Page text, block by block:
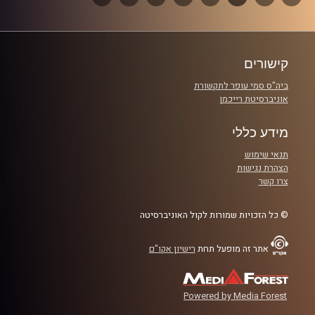
אורחת מיוחדת : נועם קליינשטיין
קישורים
ביה"ס סמי עופר לתקשורת
אוניברסיטת רייכמן
מידע כללי
תנאי שימוש
הצהרת נגישות
צרו קשר
© כל הזכויות שמורות לקול האוניברסיטה
אתר זה מופעל תחת רישיון אקו"ם
Powered by Media Forest